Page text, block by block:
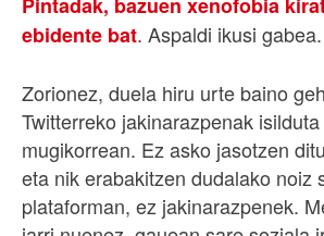
ebidente bat. Aspaldi ikusi gabea.
Zorionez, duela hiru urte baino
Twitterreko jakinarazpenak
mugikorrean. Ez asko jasotzen
eta nik erabakitzen dudalako noiz
plataforman, ez jakinarazpenek.